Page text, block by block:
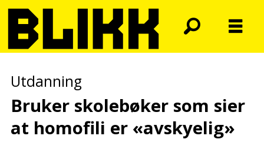
Utdanning
Bruker skolebøker som sier
at homofili er «avskyelig»